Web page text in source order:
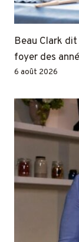
Beau Clark
foyer des
6 août 2026